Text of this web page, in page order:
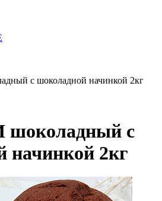
с шоколадной начинкой 2кг
с
начинкой 2кг